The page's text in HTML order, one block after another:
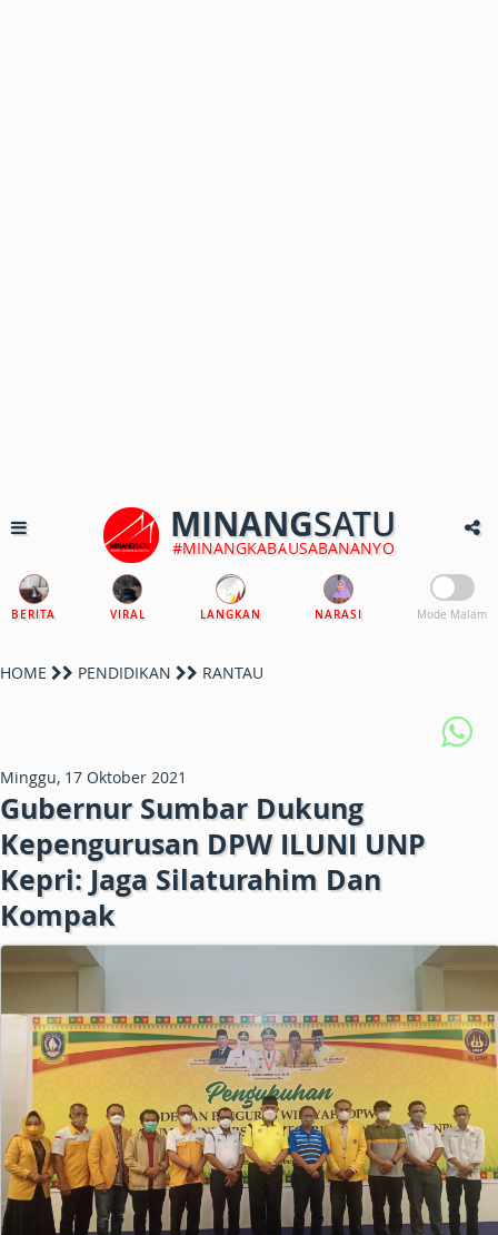
MINANGSATU
#MINANGKABAUSABANANYO
BERITA VIRAL LANGKAN NARASI Mode Malam
HOME PENDIDIKAN RANTAU
Minggu, 17 Oktober 2021
Gubernur Sumbar Dukung
Kepengurusan DPW ILUNI UNP
Kepri: Jaga Silaturahim Dan
Kompak